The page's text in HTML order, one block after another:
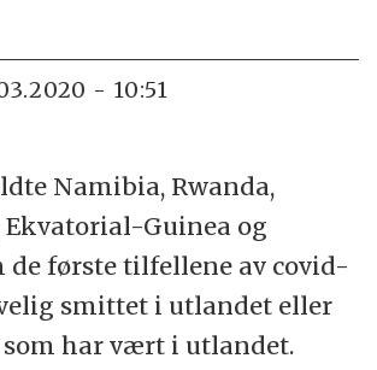
- 10:51
Namibia, Rwanda,
Guinea og
de første tilfellene av covid-
smittet i utlandet eller
som har vært i utlandet.